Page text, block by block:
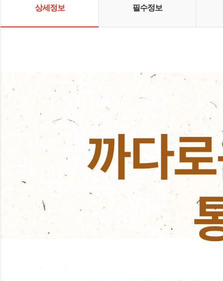
상세정보 필수정보